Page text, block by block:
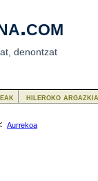
denontzat
Aurrekoa
hileroko